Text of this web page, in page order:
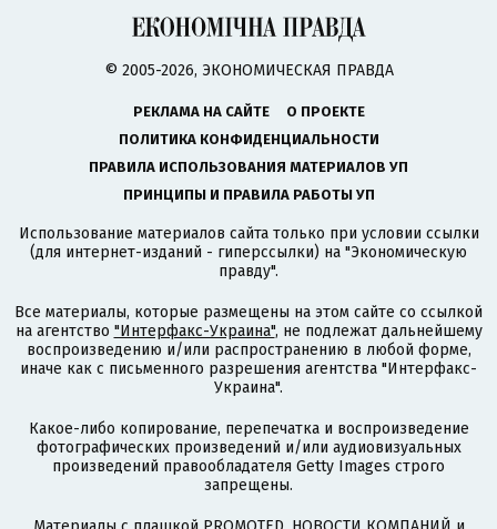
© 2005-2026, ЭКОНОМИЧЕСКАЯ ПРАВДА
РЕКЛАМА НА САЙТЕ
О ПРОЕКТЕ
ПОЛИТИКА КОНФИДЕНЦИАЛЬНОСТИ
ПРАВИЛА ИСПОЛЬЗОВАНИЯ МАТЕРИАЛОВ УП
ПРИНЦИПЫ И ПРАВИЛА РАБОТЫ УП
Использование материалов сайта только при условии ссылки
(для интернет-изданий - гиперссылки) на "Экономическую
правду".
Все материалы, которые размещены на этом сайте со ссылкой
на агентство "Интерфакс-Украина", не подлежат дальнейшему
воспроизведению и/или распространению в любой форме,
иначе как с письменного разрешения агентства "Интерфакс-
Украина".
Какое-либо копирование, перепечатка и воспроизведение
фотографических произведений и/или аудиовизуальных
произведений правообладателя Getty Images строго
запрещены.